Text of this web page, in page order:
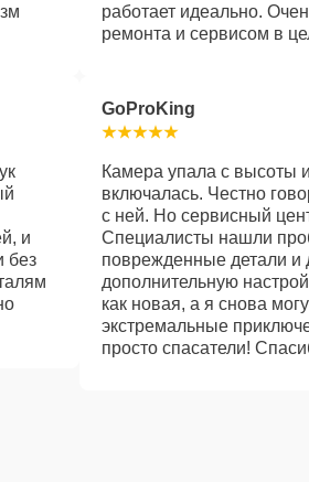
работает идеально.
ремонта и сервисом в
и
без
GoProKing
Камера упала с высоты
включалась. Честно
с ней. Но сервисный
Специалисты нашли
поврежденные детали и
дополнительную
как новая, а я снова
экстремальные
просто спасатели!